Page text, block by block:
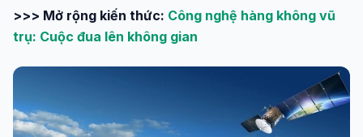
>>> Mở rộng kiến thức: Công nghệ hàng không vũ
trụ: Cuộc đua lên không gian